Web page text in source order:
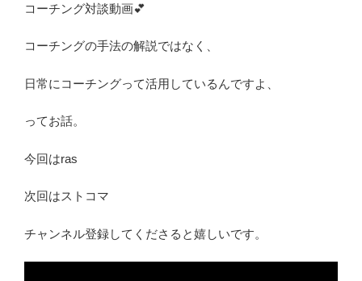
コーチング対談動画💕
コーチングの手法の解説ではなく、
日常にコーチングって活用しているんですよ、
ってお話。
今回はras
次回はストコマ
チャンネル登録してくださると嬉しいです。